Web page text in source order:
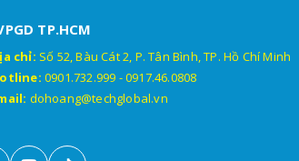
TP.HCM
chỉ: Số 52, Bàu Cát 2, P. Tân Bình, TP. Hồ Chí Minh
0901.732.999 -0917.46.0808
dohoang@techglobal.vn